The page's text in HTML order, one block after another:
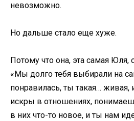
невозможно.
Но дальше стало еще хуже.
Потому что она, эта самая
«Мы долго тебя выбирали на
понравилась, ты такая… живая,
искры в отношениях,
в них что-то новое, и ты нам